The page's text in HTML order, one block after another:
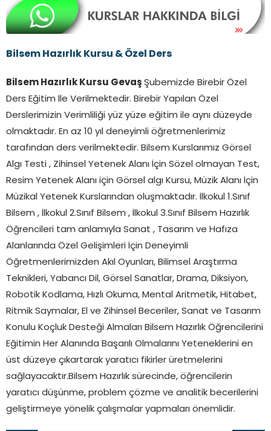
Bilsem Hazırlık Kursu & Özel Ders
Bilsem Hazırlık Kursu Gevaş Şubemizde Birebir Özel
Ders Eğitim İle Verilmektedir. Birebir Yapılan Özel
Derslerimizin Verimliliği yüz yüze eğitim ile aynı düzeyde
olmaktadır. En az 10 yıl deneyimli öğretmenlerimiz
tarafından ders verilmektedir. Bilsem Kurslarımız Görsel
Algı Testi , Zihinsel Yetenek Alanı İçin Sözel olmayan Test,
Resim Yetenek Alanı için Görsel algı Kursu, Müzik Alanı İçin
Müzikal Yetenek Kurslarından oluşmaktadır. İlkokul 1.Sınıf
Bilsem , İlkokul 2.Sınıf Bilsem , İlkokul 3.Sınıf Bilsem Hazırlık
Öğrencileri tam anlamıyla Sanat , Tasarım ve Hafıza
Alanlarında Özel Gelişimleri İçin Deneyimli
Öğretmenlerimizden Akıl Oyunları, Bilimsel Araştırma
Teknikleri, Yabancı Dil, Görsel Sanatlar, Drama, Diksiyon,
Robotik Kodlama, Hızlı Okuma, Mental Aritmetik, Hitabet,
Ritmik Saymalar, El ve Zihinsel Beceriler, Sanat ve Tasarım
Konulu Koçluk Desteği Almaları Bilsem Hazırlık Öğrencilerini
Eğitimin Her Alanında Başarılı Olmalarını Yeteneklerini en
üst düzeye çıkartarak yaratıcı fikirler üretmelerini
sağlayacaktır.Bilsem Hazırlık sürecinde, öğrencilerin
yaratıcı düşünme, problem çözme ve analitik becerilerini
geliştirmeye yönelik çalışmalar yapmaları önemlidir.